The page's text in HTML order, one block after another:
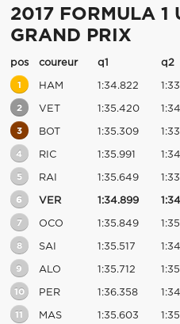
2017 FORMULA 1
GRAND PRIX
pos coureur q1 q2
1 HAM 1:34.822
2 VET 1:35.420
3 BOT 1:35.309
4 RIC 1:35.991
5 RAI 1:35.649
6 VER 1:34.899
7 OCO 1:35.849
8 SAI 1:35.517
9 ALO 1:35.712
10 PER 1:36.358
11 MAS 1:35.603